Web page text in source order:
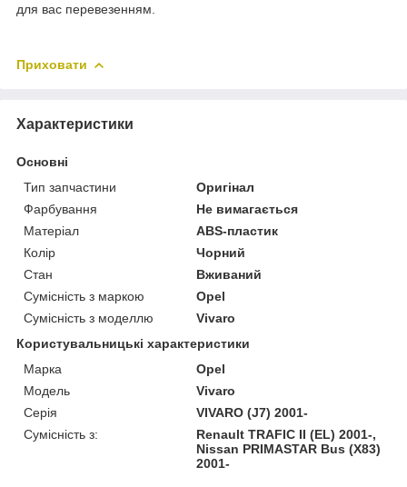
для вас перевезенням.
Приховати
Характеристики
Основні
Тип запчастини
Оригінал
Фарбування
Не вимагається
Матеріал
ABS-пластик
Колір
Чорний
Стан
Вживаний
Сумісність з маркою
Opel
Сумісність з моделлю
Vivaro
Користувальницькі характеристики
Марка
Opel
Модель
Vivaro
Серія
VIVARO (J7) 2001-
Сумісність з:
Renault TRAFIC II (EL) 2001-,
Nissan PRIMASTAR Bus (X83)
2001-